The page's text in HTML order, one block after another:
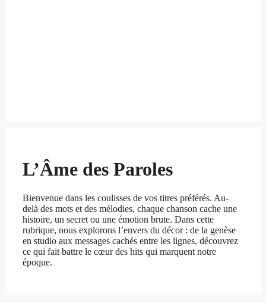
L’Âme des Paroles
Bienvenue dans les coulisses de vos titres préférés. Au-
delà des mots et des mélodies, chaque chanson cache une
histoire, un secret ou une émotion brute. Dans cette
rubrique, nous explorons l’envers du décor : de la genèse
en studio aux messages cachés entre les lignes, découvrez
ce qui fait battre le cœur des hits qui marquent notre
époque.